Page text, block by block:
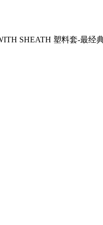
SHEATH 塑料套-最经